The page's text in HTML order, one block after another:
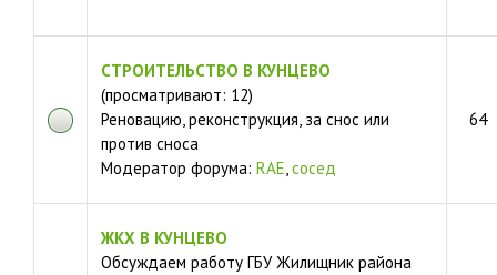
СТРОИТЕЛЬСТВО В КУНЦЕВО
(просматривают: 12)
Реновацию, реконструкция, за снос или
против сноса
Модератор форума: RAE,сосед
64
ЖКХ В КУНЦЕВО
Обсуждаем работу ГБУ Жилищник района